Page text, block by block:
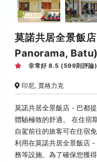
莫諾共居全景飯
Panorama, Batu)
非常好 8.5 (599則評論)
印尼, 賈格力克
莫諾共居全景飯店 - 巴都
體驗極致的舒適。 在住宿
自駕前往的旅客可在住宿
利用在莫諾共居全景飯店
務等設施。為了確保您獲